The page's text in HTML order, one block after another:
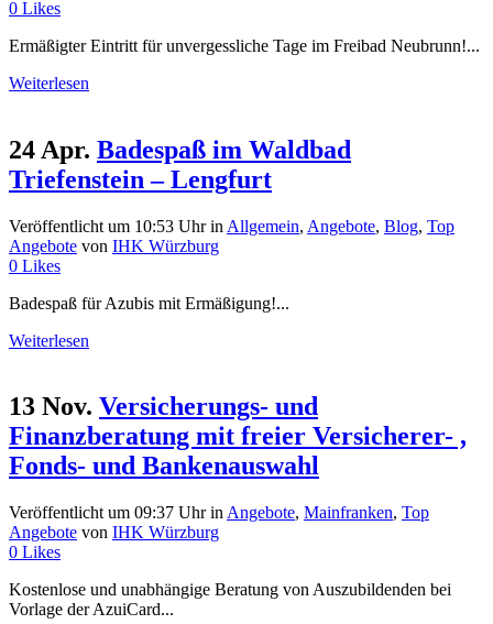
0 Likes
Ermäßigter Eintritt für unvergessliche Tage im Freibad Neubrunn!...
Weiterlesen
24 Apr. Badespaß im Waldbad
Triefenstein – Lengfurt
Veröffentlicht um 10:53 Uhrin Allgemein, Angebote, Blog, Top
Angebote von IHK Würzburg
0 Likes
Badespaß für Azubis mit Ermäßigung!...
Weiterlesen
13 Nov. Versicherungs- und
Finanzberatung mit freier Versicherer- ,
Fonds- und Bankenauswahl
Veröffentlicht um 09:37 Uhrin Angebote, Mainfranken, Top
Angebote von IHK Würzburg
0 Likes
Kostenlose und unabhängige Beratung von Auszubildenden bei
Vorlage der AzuiCard...